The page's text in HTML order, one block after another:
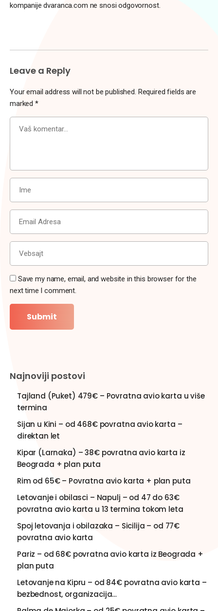
kompanije dvaranca.com ne snosi odgovornost.
Leave a Reply
Your email address will not be published. Required fields are
marked *
Save my name, email, and website in this browser for the
next time I comment.
Najnoviji postovi
Tajland (Puket) 479€ – Povratna avio karta u više
termina
Sijan u Kini – od 468€ povratna avio karta –
direktan let
Kipar (Larnaka) – 38€ povratna avio karta iz
Beograda + plan puta
Rim od 65€ – Povratna avio karta + plan puta
Letovanje i obilasci – Napulj – od 47 do 63€
povratna avio karta u 13 termina tokom leta
Spoj letovanja i obilazaka – Sicilija – od 77€
povratna avio karta
Pariz – od 68€ povratna avio karta iz Beograda +
plan puta
Letovanje na Kipru – od 84€ povratna avio karta –
bezbednost, organizacija…